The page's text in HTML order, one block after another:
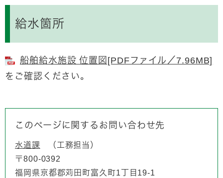
給水箇所
船舶給水施設 位置図[PDFファイル／7.96MB]
をご確認ください。
このページに関するお問い合わせ先
水道課
工務担当
〒800-0392
福岡県京都郡苅田町富久町1丁目19-1